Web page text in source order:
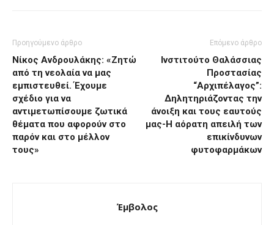
Προηγούμενο άρθρο
Νίκος Ανδρουλάκης: «Ζητώ
από τη νεολαία να μας
εμπιστευθεί. Έχουμε
σχέδιο για να
αντιμετωπίσουμε ζωτικά
θέματα που αφορούν στο
παρόν και στο μέλλον
τους»
Επόμενο άρθρο
Ινστιτούτο Θαλάσσιας
Προστασίας
“Αρχιπέλαγος”:
Δηλητηριάζοντας την
άνοιξη και τους εαυτούς
μας-Η αόρατη απειλή των
επικίνδυνων
φυτοφαρμάκων
Έμβολος